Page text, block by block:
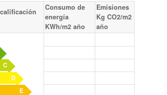
Consumo de
energía
KWh/m2 año
Emisiones
Kg CO2/m2
año
C
D
E